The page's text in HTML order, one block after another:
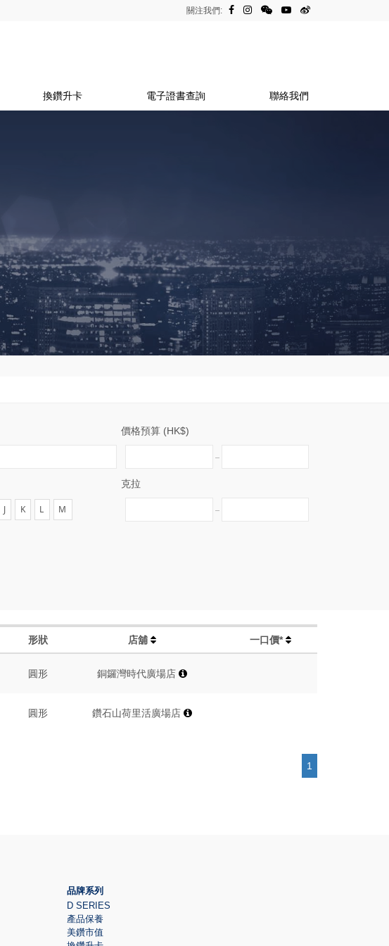
關注我們:
換鑽升卡 電子證書查詢 聯絡我們
價格預算 (HK$)
J K L M
克拉
形狀 店舖 一口價*
圓形 銅鑼灣時代廣場店
圓形 鑽石山荷里活廣場店
1
品牌系列
D SERIES
產品保養
美鑽市值